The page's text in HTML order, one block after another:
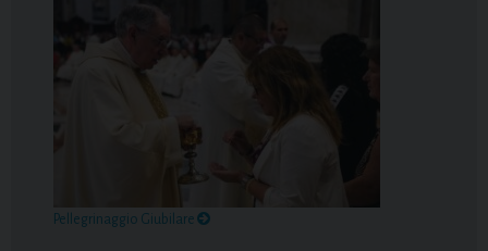
Pellegrinaggio Giubilare